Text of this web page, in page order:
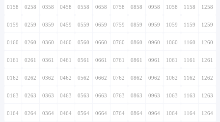
0158 0258 0358 0458 0558 0658 0758 0858 0958 1058 1158 1258
0159 0259 0359 0459 0559 0659 0759 0859 0959 1059 1159 1259
0160 0260 0360 0460 0560 0660 0760 0860 0960 1060 1160 1260
0161 0261 0361 0461 0561 0661 0761 0861 0961 1061 1161 1261
0162 0262 0362 0462 0562 0662 0762 0862 0962 1062 1162 1262
0163 0263 0363 0463 0563 0663 0763 0863 0963 1063 1163 1263
0164 0264 0364 0464 0564 0664 0764 0864 0964 1064 1164 1264